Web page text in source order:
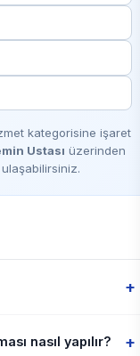
kategorisine işaret
Ustası üzerinden
+
nasıl yapılır? +